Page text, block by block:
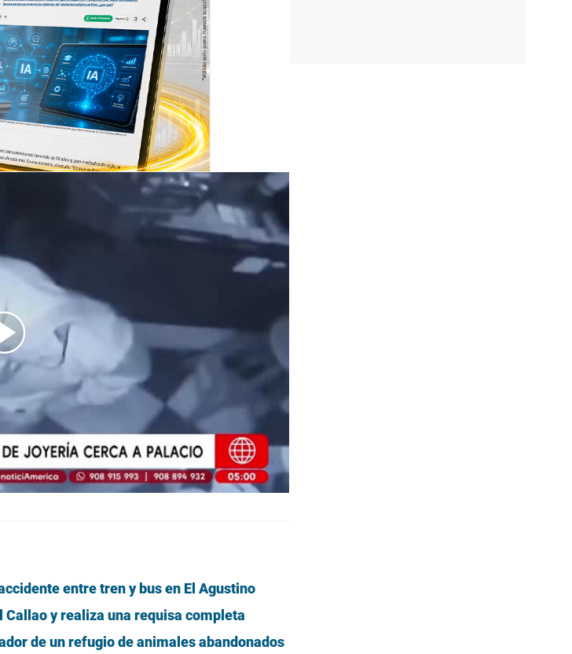
entre tren y bus en El Agustino
y realiza una requisa completa
de un refugio de animales abandonados